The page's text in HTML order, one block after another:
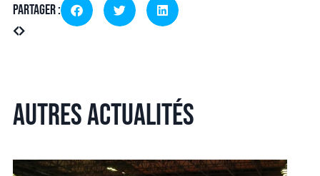
Partager :
Autres actualités